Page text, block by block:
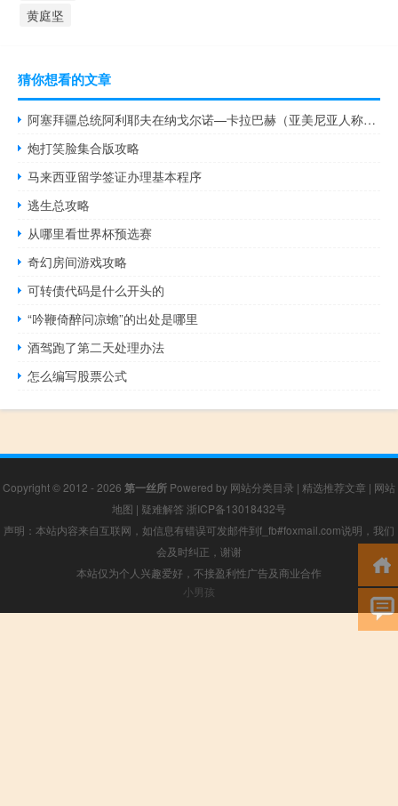
黄庭坚
猜你想看的文章
阿塞拜疆总统阿利耶夫在纳戈尔诺—卡拉巴赫（亚美尼亚人称其为斯捷潘纳克特）首府哈肯迪升起阿塞拜疆国旗
炮打笑脸集合版攻略
马来西亚留学签证办理基本程序
逃生总攻略
从哪里看世界杯预选赛
奇幻房间游戏攻略
可转债代码是什么开头的
“吟鞭倚醉问凉蟾”的出处是哪里
酒驾跑了第二天处理办法
怎么编写股票公式
Copyright © 2012 - 2026 第一丝所 Powered by 网站分类目录 | 精选推荐文章 | 网站
地图 | 疑难解答 浙ICP备13018432号
声明：本站内容来自互联网，如信息有错误可发邮件到f_fb#foxmail.com说明，我们
会及时纠正，谢谢
本站仅为个人兴趣爱好，不接盈利性广告及商业合作
小男孩